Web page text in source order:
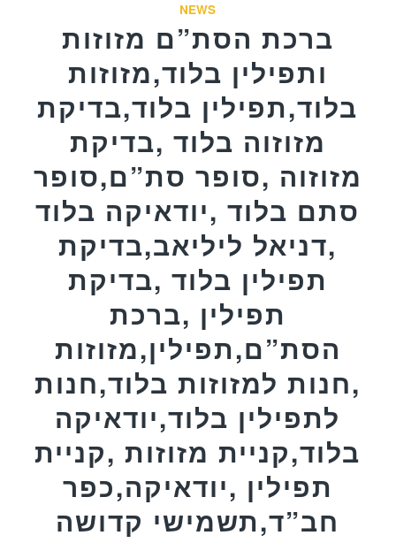
NEWS
ברכת הסת”ם מזוזות
ותפילין בלוד,מזוזות
בלוד,תפילין בלוד,בדיקת
מזוזוה בלוד ,בדיקת
מזוזוה ,סופר סת”ם,סופר
סתם בלוד ,יודאיקה בלוד
,דניאל ליליאב,בדיקת
תפילין בלוד ,בדיקת
תפילין ,ברכת
הסת”ם,תפילין,מזוזות
,חנות למזוזות בלוד,חנות
לתפילין בלוד,יודאיקה
בלוד,קניית מזוזות ,קניית
תפילין ,יודאיקה,כפר
חב”ד,תשמישי קדושה